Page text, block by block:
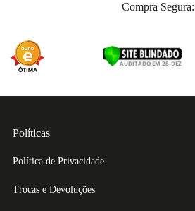
Compra Segura:
Políticas
Política de Privacidade
Trocas e Devoluções